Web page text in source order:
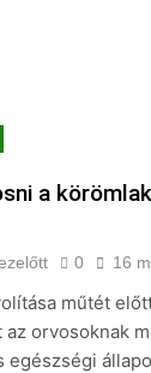
a
0 16
műtét
orvosoknak
egészségi